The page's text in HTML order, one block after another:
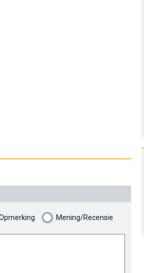
Mening/Recensie